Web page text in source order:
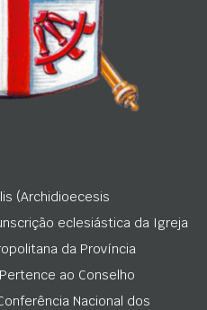
(Archidioecesis
eclesiástica da Igreja
da Província
ao Conselho
Nacional dos